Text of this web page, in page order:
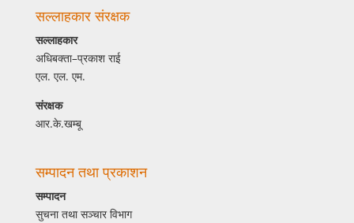
सल्लाहकार संरक्षक
सल्लाहकार
अधिबक्ता–प्रकाश राई
एल. एल. एम.
संरक्षक
आर.के.खम्बू
सम्पादन तथा प्रकाशन
सम्पादन
सुचना तथा सञ्चार विभाग